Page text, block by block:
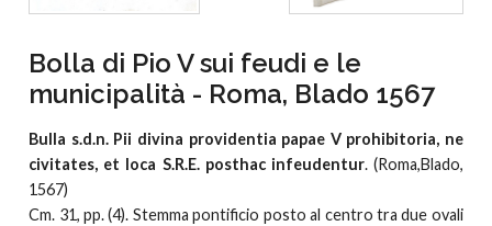
Bolla di Pio V sui feudi e le
municipalità - Roma, Blado 1567
Bulla s.d.n. Pii divina providentia papae V prohibitoria, ne
civitates, et loca S.R.E. posthac infeudentur. (Roma,Blado,
1567)
Cm. 31, pp. (4). Stemma pontificio posto al centro tra due ovali